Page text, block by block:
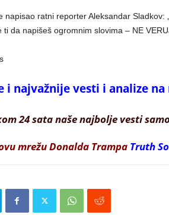
napisao ratni reporter Aleksandar Sladkov:
ti da napišeš ogromnim slovima – NE
i najvažnije vesti i analize na
24 sata naše najbolje vesti
mrežu Donalda Trampa Truth